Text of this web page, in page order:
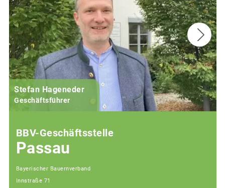
Stefan Hageneder
Geschäftsführer
BBV-Geschäftsstelle
Passau
Bayerischer Bauernverband
Innstraße 71